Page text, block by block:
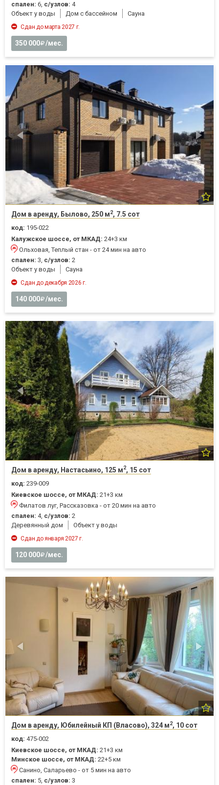
спален: 6, с/узлов: 4
Объект у воды
Дом с бассейном Cауна
Сдан до марта 2027 г.
350 000 /мес.
Дом в аренду, Былово, 250 м2, 7.5 сот
код: 195-022
Калужское шоссе, от МКАД: 24+3 км
Ольховая, Теплый стан - от 24 мин на авто
спален: 3, с/узлов: 2
Объект у воды
Cауна
Сдан до декабря 2026 г.
140 000 /мес.
Дом в аренду, Настасьино, 125 м2, 15 сот
код: 239-009
Киевское шоссе, от МКАД: 21+3 км
Филатов луг, Рассказовка - от 20 мин на авто
спален: 4, с/узлов: 2
Деревянный дом
Объект у воды
Сдан до января 2027 г.
120 000 /мес.
Дом в аренду, Юбилейный КП (Власово), 324 м2, 10 сот
код: 475-002
Киевское шоссе, от МКАД: 21+3 км
Минское шоссе, от МКАД: 22+5 км
Санино, Саларьево - от 5 мин на авто
спален: 5, с/узлов: 3